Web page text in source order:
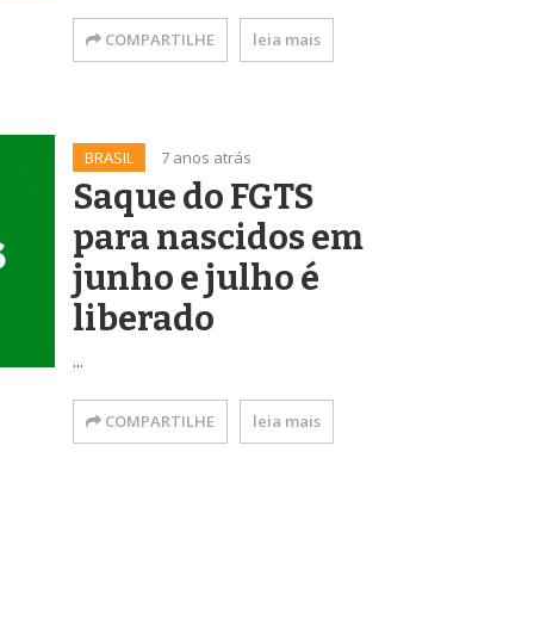
COMPARTILHE leia mais
BRASIL 7 anos atrás
Saque do FGTS
para nascidos em
junho e julho é
liberado
...
COMPARTILHE leia mais